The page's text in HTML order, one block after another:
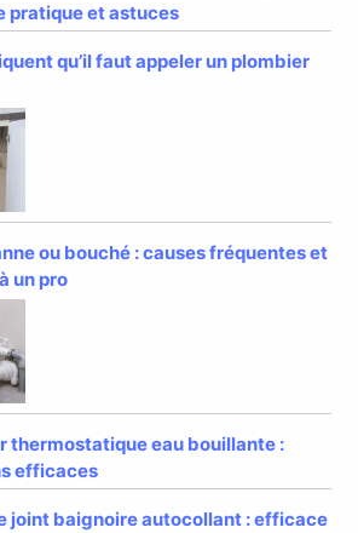
pratique et astuces
qu’il faut appeler un plombier
ou bouché : causes fréquentes et
un pro
thermostatique eau bouillante :
efficaces
joint baignoire autocollant : efficace